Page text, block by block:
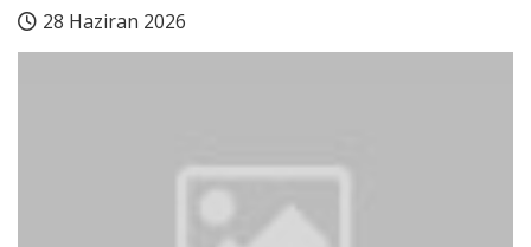
28 Haziran 2026